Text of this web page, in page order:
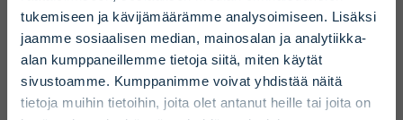
tukemiseen ja kävijämäärämme analysoimiseen. Lisäksi
jaamme sosiaalisen median, mainosalan ja analytiikka-
alan kumppaneillemme tietoja siitä, miten käytät
sivustoamme. Kumppanimme voivat yhdistää näitä
tietoja muihin tietoihin, joita olet antanut heille tai joita on
language, country and investor type.
Select country